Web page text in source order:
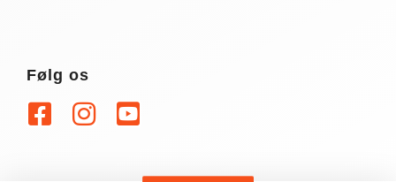
Følg os